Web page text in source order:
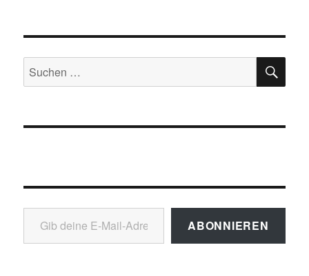
Suchen
nach:
Gib deine E-Mail-Adresse ein ...
ABONNIEREN